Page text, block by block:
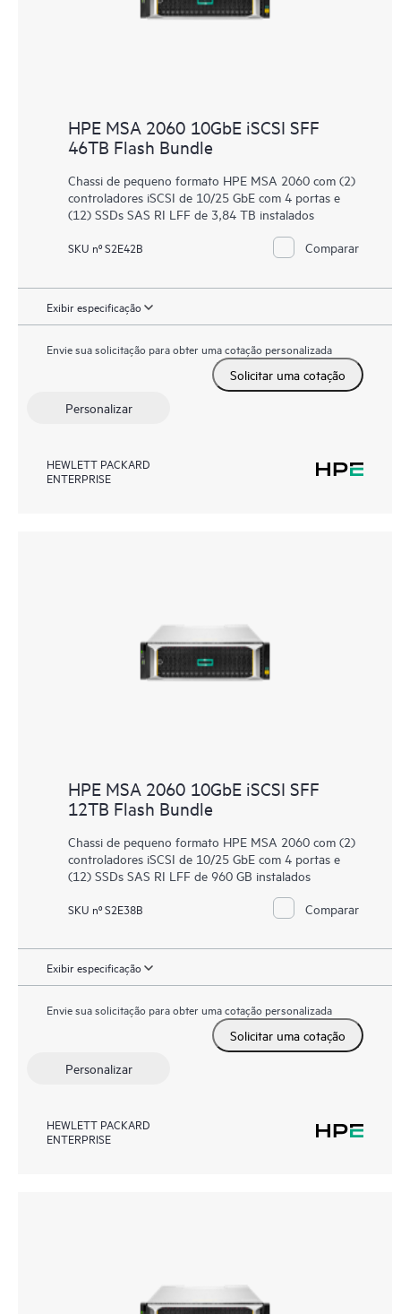
HPE MSA 2060 10GbE iSCSI SFF
46TB Flash Bundle
Chassi de pequeno formato HPE MSA 2060 com (2)
controladores iSCSI de 10/25 GbE com 4 portas e
(12) SSDs SAS RI LFF de 3,84 TB instalados
SKU nº S2E42B Comparar
Exibir especificação
Envie sua solicitação para obter uma cotação personalizada
Solicitar uma cotação
Personalizar
HEWLETT PACKARD
ENTERPRISE
HPE MSA 2060 10GbE iSCSI SFF
12TB Flash Bundle
Chassi de pequeno formato HPE MSA 2060 com (2)
controladores iSCSI de 10/25 GbE com 4 portas e
(12) SSDs SAS RI LFF de 960 GB instalados
SKU nº S2E38B Comparar
Exibir especificação
Envie sua solicitação para obter uma cotação personalizada
Solicitar uma cotação
Personalizar
HEWLETT PACKARD
ENTERPRISE